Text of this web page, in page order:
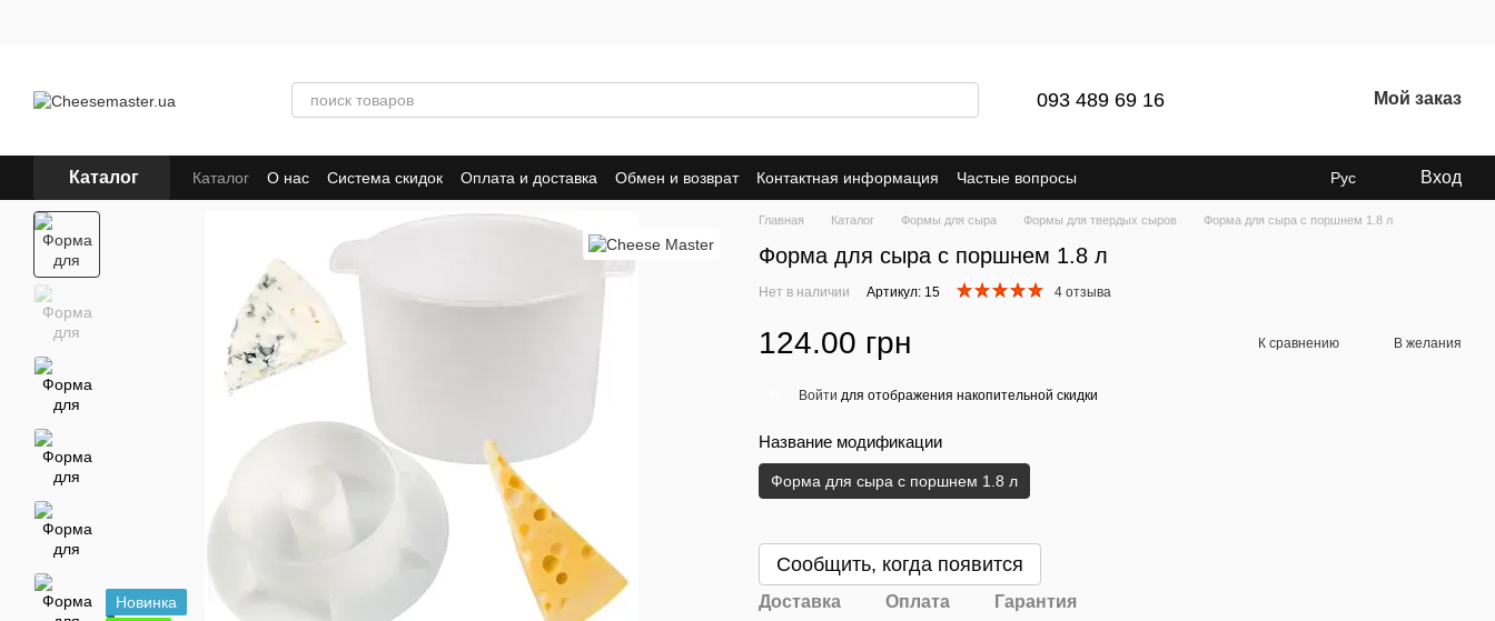
093 489 69 16 Мой заказ
Каталог Каталог О нас Система скидок Оплата и доставка Обмен и возврат Контактная информация
Частые вопросы
Отзывы о магазине
Пользовательское соглашение
Рус Вход
Новинка
Главная Каталог Формы для сыра Формы для твердых сыров Форма для сыра с поршнем 1.8 л
Форма для сыра с поршнем 1.8 л
Нет в наличии Артикул: 15 4 отзыва
124.00 грн К сравнению В желания
Войти для отображения накопительной скидки
Название модификации
Форма для сыра с поршнем 1.8 л
Сообщить, когда появится
Доставка Оплата Гарантия